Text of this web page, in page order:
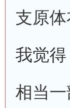
支原
我觉
相当